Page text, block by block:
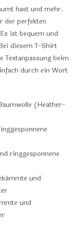
hast und mehr.
der perfekten
ist bequem und
diesem T-Shirt
Textanpassung beim
durch ein Wort
(Heather-
ringgesponnene
und
und